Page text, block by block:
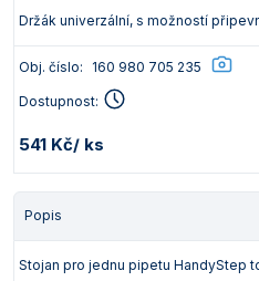
Držák univerzální, s možností
Obj. číslo: 160 980 705 235
Dostupnost:
541 Kč/ ks
Popis
Stojan pro jednu pipetu HandyStep